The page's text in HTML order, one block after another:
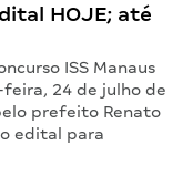
HOJE; até
ISS Manaus
24 de julho de
prefeito Renato
edital para